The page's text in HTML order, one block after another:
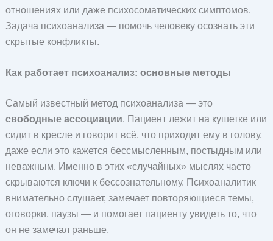
отношениях или даже психосоматических симптомов.
Задача психоанализа — помочь человеку осознать эти
скрытые конфликты.
Как работает психоанализ: основные методы
Самый известный метод психоанализа — это
свободные ассоциации. Пациент лежит на кушетке или
сидит в кресле и говорит всё, что приходит ему в голову,
даже если это кажется бессмысленным, постыдным или
неважным. Именно в этих «случайных» мыслях часто
скрываются ключи к бессознательному. Психоаналитик
внимательно слушает, замечает повторяющиеся темы,
оговорки, паузы — и помогает пациенту увидеть то, что
он не замечал раньше.